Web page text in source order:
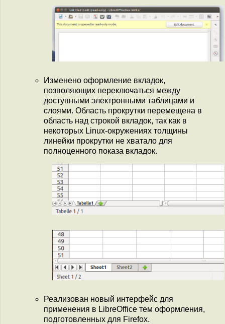
Изменено оформление вкладок,
позволяющих переключаться между
доступными электронными таблицами и
слоями. Область прокрутки перемещена в
область над строкой вкладок, так как в
некоторых Linux-окружениях толщины
линейки прокрутки не хватало для
полноценного показа вкладок.
Реализован новый интерфейс для
применения в LibreOffice тем оформления,
подготовленных для Firefox.